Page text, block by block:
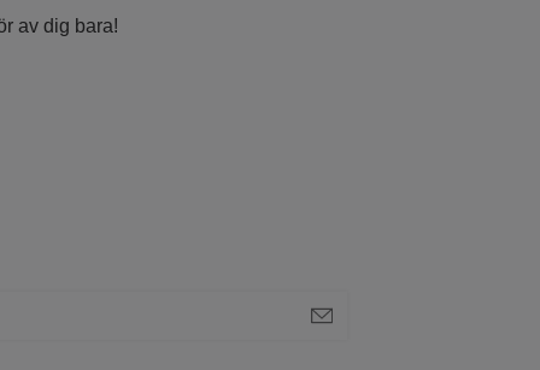
av dig bara!